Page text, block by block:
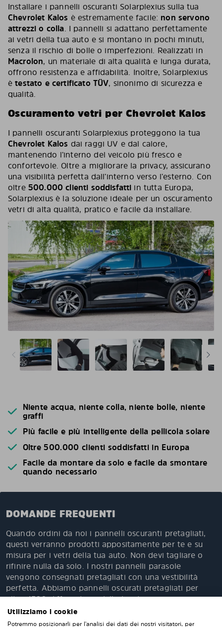
Installare i pannelli oscuranti Solarplexius sulla tua
Chevrolet Kalos è estremamente facile: non servono
attrezzi o colla. I pannelli si adattano perfettamente
ai vetri della tua auto e si montano in pochi minuti,
senza il rischio di bolle o imperfezioni. Realizzati in
Macrolon, un materiale di alta qualità e lunga durata,
offrono resistenza e affidabilità. Inoltre, Solarplexius
ètestato e certificato TÜV, sinonimo di sicurezza e
qualità.
Oscuramento vetri per Chevrolet Kalos
I pannelli oscuranti Solarplexius proteggono la tua
Chevrolet Kalos dai raggi UV e dal calore,
mantenendo l’interno del veicolo più fresco e
confortevole. Oltre a migliorare la privacy, assicurano
una visibilità perfetta dall’interno verso l’esterno. Con
oltre 500.000 clienti soddisfatti in tutta Europa,
Solarplexius è la soluzione ideale per un oscuramento
vetri di alta qualità, pratico e facile da installare.
Niente acqua, niente colla, niente bolle, niente
graffi
Più facile e più intelligente della pellicola solare
Oltre 500.000 clienti soddisfatti in Europa
Facile da montare da solo e facile da smontare
quando necessario
DOMANDE FREQUENTI
Quando ordini da noi i pannelli oscuranti pretagliati,
questi verranno prodotti appositamente per te e su
misura per i vetri della tua auto. Non devi tagliare o
rifinire nulla da solo. I nostri pannelli parasole
vengono consegnati pretagliati con una vestibilità
perfetta. Abbiamo pannelli oscurati pretagliati per
oltre 4500 differenti modelli di auto.
FAQ
Utilizziamo i cookie
Potremmo posizionarli per l'analisi dei dati dei nostri visitatori, per